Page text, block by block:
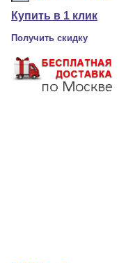
Купить в 1 клик
Получить скидку